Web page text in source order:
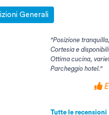
Generali
Tutte le recensioni
"Posizione
Cortesia e
Ottima cucina,
Parcheggio hotel."